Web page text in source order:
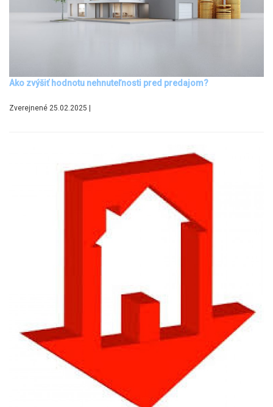
Ako zvýšiť hodnotu nehnuteľnosti pred predajom?
Zverejnené 25.02.2025 |